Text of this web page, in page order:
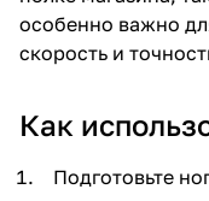
особенно важно
скорость и
Как
Подготовьте